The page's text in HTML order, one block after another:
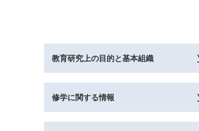
教育研究上の目的と基本組織
修学に関する情報